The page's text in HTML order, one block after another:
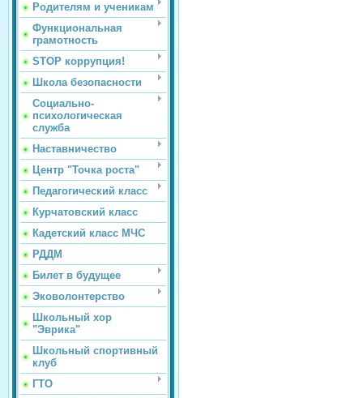
Родителям и ученикам
Функциональная
грамотность
STOP коррупция!
Школа безопасности
Социально-
психологическая
служба
Наставничество
Центр "Точка роста"
Педагогический класс
Курчатовский класс
Кадетский класс МЧС
РДДМ
Билет в будущее
Эковолонтерство
Школьный хор
"Эврика"
Школьный спортивный
клуб
ГТО